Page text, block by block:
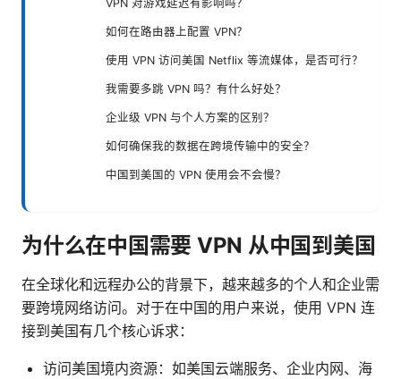
VPN 对游戏延迟有影响吗？
如何在路由器上配置 VPN？
使用 VPN 访问美国 Netflix 等流媒体，是否可行？
我需要多跳 VPN 吗？有什么好处？
企业级 VPN 与个人方案的区别？
如何确保我的数据在跨境传输中的安全？
中国到美国的 VPN 使用会不会慢？
为什么在中国需要 VPN 从中国到美国
在全球化和远程办公的背景下，越来越多的个人和企业需
要跨境网络访问。对于在中国的用户来说，使用 VPN 连
接到美国有几个核心诉求：
访问美国境内资源：如美国云端服务、企业内网、海